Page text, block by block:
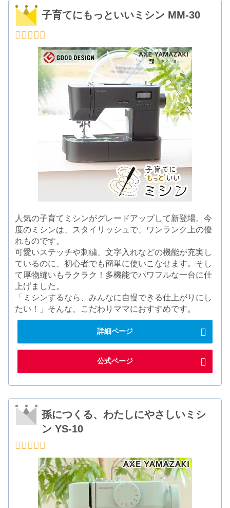
子育てにもっといいミシン MM-30
人気の子育てミシンがグレードアップして新登場。今
度のミシンは、スタイリッシュで、ワンランク上の優
れものです。
可愛いステッチや刺繍、文字入れなどの機能が充実し
ているのに、初心者でも簡単に使いこなせます。そし
て厚物縫いもラクラク！多機能でパワフルな一台に仕
上げました。
「ミシンするなら、みんなに自慢できる仕上がりにし
たい！」そんな、こだわりママにおすすめです。
詳細ページ
公式ページ
孫につくる、わたしにやさしいミシ
ン YS-10